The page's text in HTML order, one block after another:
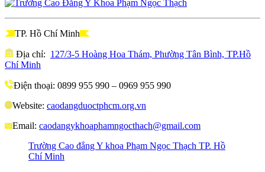
TP. Hồ Chí Minh
Địa chỉ: 127/3-5 Hoàng Hoa Thám, Phường Tân Bình, TP.Hồ
Chí Minh
Điện thoại: 0899 955 990 – 0969 955 990
Website: caodangduoctphcm.org.vn
Email: caodangykhoaphamngocthach@gmail.com
Trường Cao đẳng Y khoa Phạm Ngọc Thạch TP. Hồ
Chí Minh